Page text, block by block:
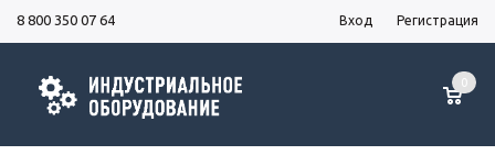
8 800 350 07 64 Вход Регистрация
0